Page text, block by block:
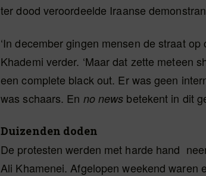
ter dood veroordeelde Iraanse
‘In december gingen mensen de straat
Khademi verder. ‘Maar dat zette meteen
een complete black out. Er was geen
was schaars. En no news betekent in dit
Duizenden doden
De protesten werden met harde hand
Ali Khamenei. Afgelopen weekend waren